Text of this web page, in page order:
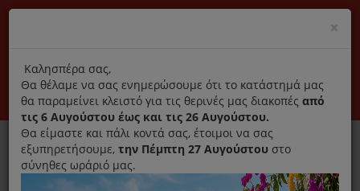
Αποκλειστικά γνήσια ανταλλακτικά
Σύνδεση Εγγραφή Εταιρεία Επικοινωνία
×
title
Καλησπέρα σας,
Θα θέλαμε να σας ενημερώσουμε ότι το κατάστημά μας
θα παραμείνει κλειστό για τις θερινές μας διακοπές από
τις 6 Αυγούστου έως και τις 26 Αυγούστου.
Θα είμαστε και πάλι κοντά σας, έτοιμοι να σας
εξυπηρετήσουμε, την Πέμπτη 27 Αυγούστου στο
σύνηθες ωράριό μας.